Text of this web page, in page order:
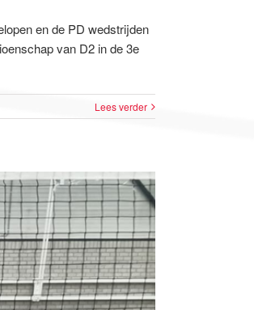
en de PD wedstrijden
van D2 in de 3e
Lees verder